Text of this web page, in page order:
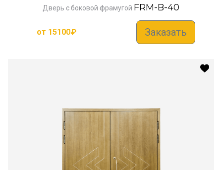
Дверь с боковой фрамугой FRM-B-40
от 15100₽ Заказать